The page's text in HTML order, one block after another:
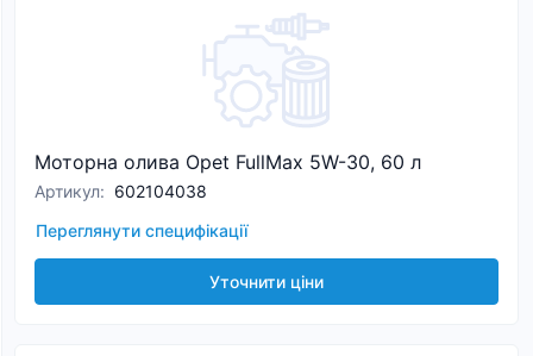
Моторна олива Opet FullMax 5W-30, 60 л
Артикул: 602104038
Переглянути специфікації
Уточнити ціни